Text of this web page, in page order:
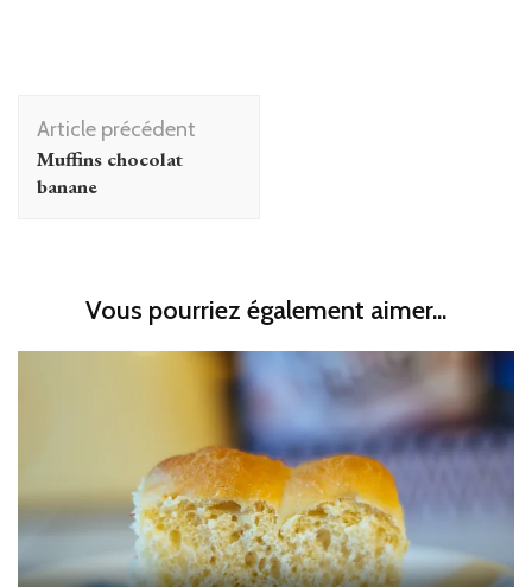
Navigation
d'article
Article précédent
Muffins chocolat
banane
Vous pourriez également aimer...